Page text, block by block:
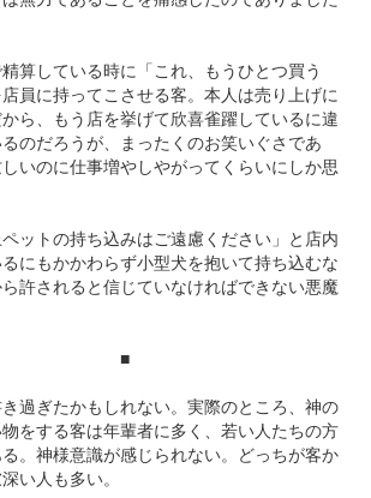
算している時に「これ、もうひとつ買う
員に持ってこさせる客。本人は売り上げに
ら、もう店を挙げて欣喜雀躍しているに違
のだろうが、まったくのお笑いぐさであ
いのに仕事増やしやがってくらいにしか思
ットの持ち込みはご遠慮ください」と店内
にもかかわらず小型犬を抱いて持ち込むな
許されると信じていなければできない悪魔
過ぎたかもしれない。実際のところ、神の
をする客は年輩者に多く、若い人たちの方
。神様意識が感じられない。どっちが客か
い人も多い。